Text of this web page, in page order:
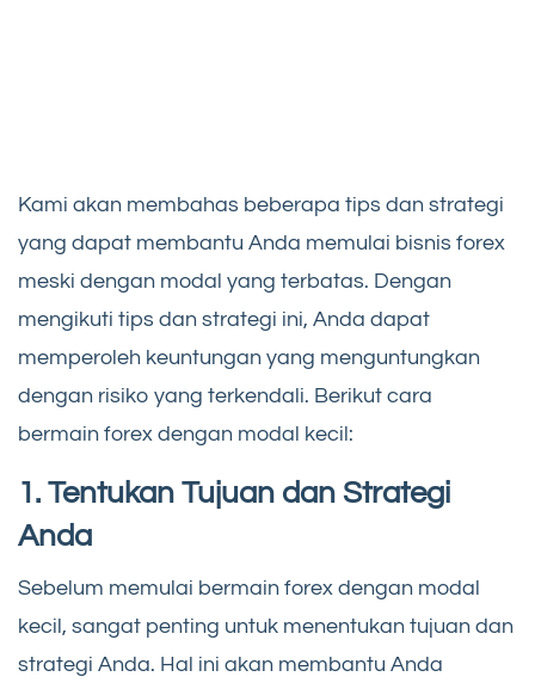
Kami akan membahas beberapa tips dan strategi
yang dapat membantu Anda memulai bisnis forex
meski dengan modal yang terbatas. Dengan
mengikuti tips dan strategi ini, Anda dapat
memperoleh keuntungan yang menguntungkan
dengan risiko yang terkendali. Berikut cara
bermain forex dengan modal kecil:
1. Tentukan Tujuan dan Strategi
Anda
Sebelum memulai bermain forex dengan modal
kecil, sangat penting untuk menentukan tujuan dan
strategi Anda. Hal ini akan membantu Anda